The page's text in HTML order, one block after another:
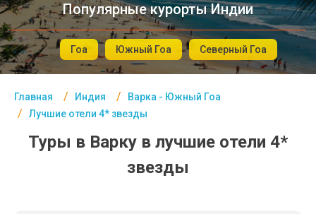
Популярные курорты Индии
Гоа Южный Гоа Северный Гоа
Главная Индия
Варка - Южный Гоа
Лучшие отели 4* звезды
Туры в Варку в лучшие отели 4*
звезды
Турция
Таиланд
ОАЭ
Египет